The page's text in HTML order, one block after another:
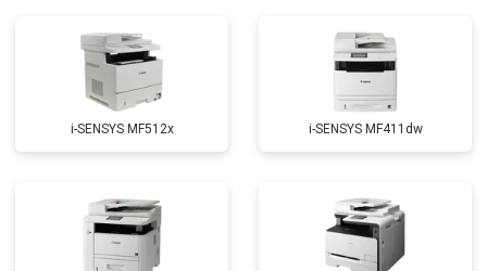
i-SENSYS MF512x i-SENSYS MF411dw